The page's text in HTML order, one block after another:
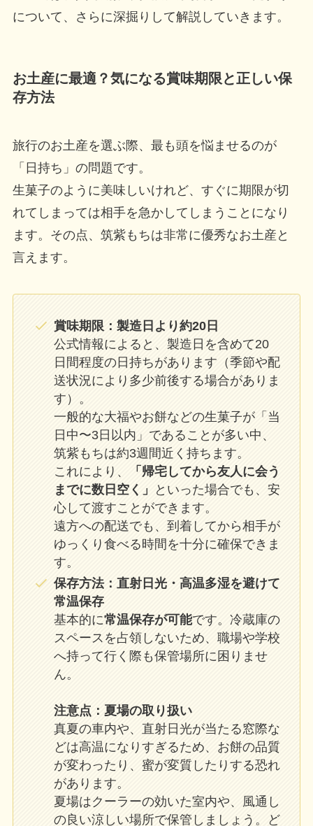
について、さらに深掘りして解説していきます。
お土産に最適？気になる賞味期限と正しい保
存方法
旅行のお土産を選ぶ際、最も頭を悩ませるのが
「日持ち」の問題です。
生菓子のように美味しいけれど、すぐに期限が切
れてしまっては相手を急かしてしまうことになり
ます。その点、筑紫もちは非常に優秀なお土産と
言えます。
賞味期限：製造日より約20日
公式情報によると、製造日を含めて20
日間程度の日持ちがあります（季節や配
送状況により多少前後する場合がありま
す）。
一般的な大福やお餅などの生菓子が「当
日中〜3日以内」であることが多い中、
筑紫もちは約3週間近く持ちます。
これにより、
「帰宅してから友人に会う
までに数日空く」
といった場合でも、安
心して渡すことができます。
遠方への配送でも、到着してから相手が
ゆっくり食べる時間を十分に確保できま
す。
保存方法：直射日光・高温多湿を避けて
常温保存
基本的に常温保存が可能です。冷蔵庫の
スペースを占領しないため、職場や学校
へ持って行く際も保管場所に困りませ
ん。
注意点：夏場の取り扱い
真夏の車内や、直射日光が当たる窓際な
どは高温になりすぎるため、お餅の品質
が変わったり、蜜が変質したりする恐れ
があります。
夏場はクーラーの効いた室内や、風通し
の良い涼しい場所で保管しましょう。ど